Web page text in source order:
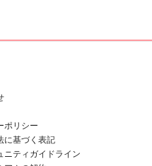
ポリシー
に基づく表記
ニティガイドライン